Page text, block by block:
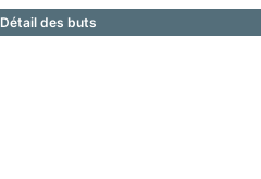
Détail des buts